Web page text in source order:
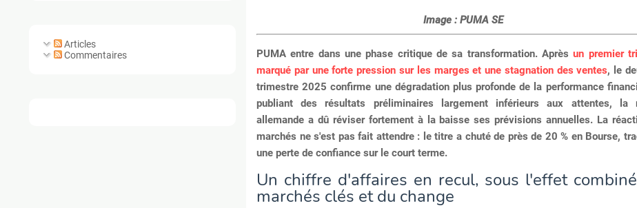
Articles
Commentaires
Image : PUMA SE
PUMA entre dans une phase critique de sa transformation. Aprèsun premier
marqué par une forte pression sur les marges et une stagnation des ventes, le
trimestre 2025 confirme une dégradation plus profonde de la performance
publiant des résultats préliminaires largement inférieurs aux attentes, la
allemande a dû réviser fortement à la baisse ses prévisions annuelles. La
marchés ne s'est pas fait attendre : le titre a chuté de près de 20 % en Bourse,
une perte de confiance sur le court terme.
Un chiffre d'affaires en recul, sous l'effet
marchés clés et du change